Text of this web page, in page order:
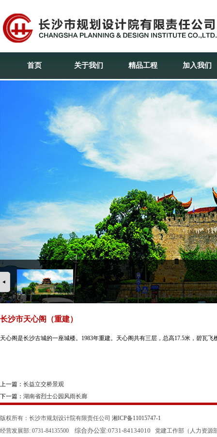
首页 关于我们 精品工程 加入我们
长沙市天心阁（重建）
天心阁是长沙古城的一座城楼。1983年重建。天心阁共有三层，总高17.5米，碧瓦
上一篇： 长益立交桥景观
下一篇： 湖南省烈士公园风雨长廊
版权所有：长沙市规划设计院有限责任公司 湘ICP备11015747-1
经营发展部: 0731-84135500 综合办公室:0731-84134010
党建工作部（人力资源